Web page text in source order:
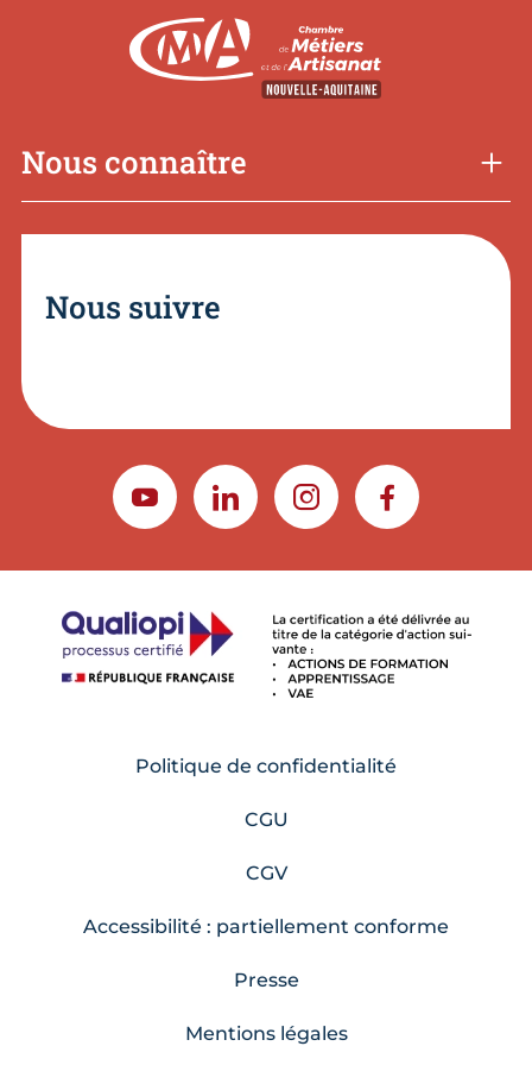
Nous connaître
Nous suivre
YOUTUBELINKEDININSTAGRAMFACEBOOK
Politique de confidentialité
CGU
CGV
Accessibilité : partiellement conforme
Presse
Mentions légales